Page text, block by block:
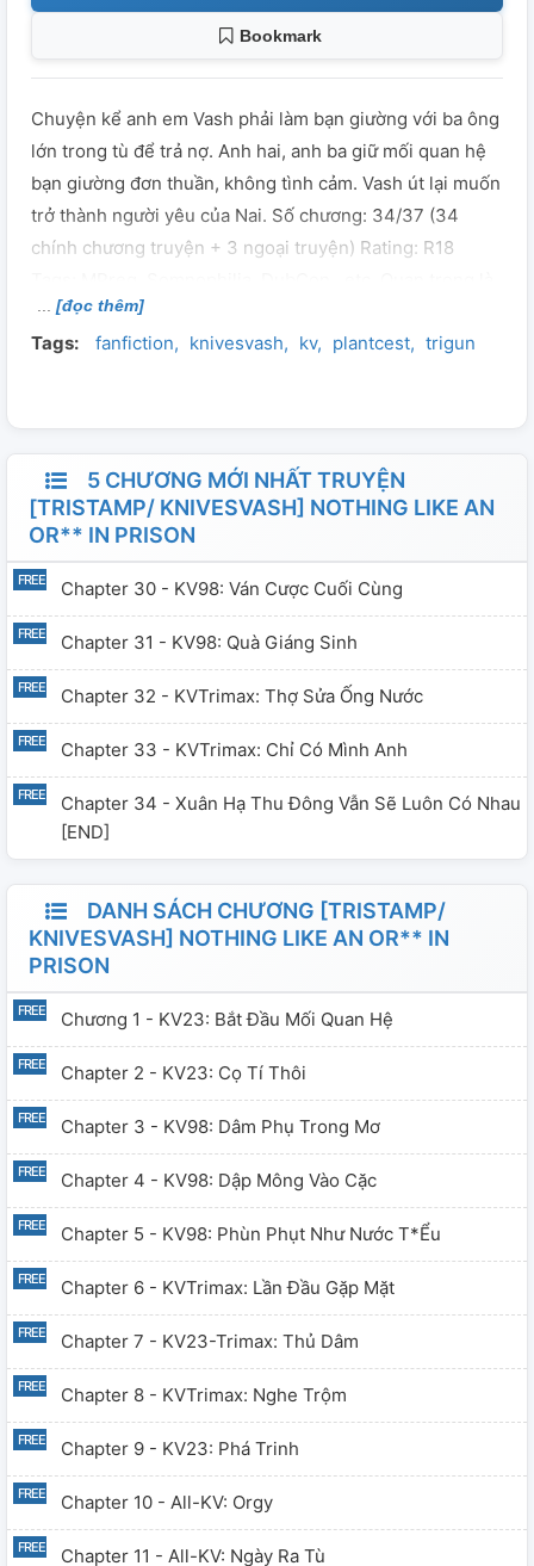
Bookmark
Chuyện kể anh em Vash phải làm bạn giường với ba ông
lớn trong tù để trả nợ. Anh hai, anh ba giữ mối quan hệ
bạn giường đơn thuần, không tình cảm. Vash út lại muốn
trở thành người yêu của Nai. Số chương: 34/37 (34
chính chương truyện + 3 ngoại truyện) Rating: R18
Vash23 có lul. Nếu dị ứng vui lòng click back. Truyện chỉ
up trên AO3 hoặc Wattpad, vui lòng không đem ra khỏi
[đọc thêm]
Tags: fanfiction knivesvash kv plantcest trigun
5 CHƯƠNG MỚI NHẤT TRUYỆN
[TRISTAMP/ KNIVESVASH] NOTHING LIKE AN
OR** IN PRISON
Chapter 30 - KV98: Ván Cược Cuối Cùng
Chapter 31 - KV98: Quà Giáng Sinh
Chapter 32 - KVTrimax: Thợ Sửa Ống Nước
Chapter 33 - KVTrimax: Chỉ Có Mình Anh
Chapter 34 - Xuân Hạ Thu Đông Vẫn Sẽ Luôn Có Nhau
[END]
DANH SÁCH CHƯƠNG [TRISTAMP/
KNIVESVASH] NOTHING LIKE AN OR** IN
PRISON
Chương 1 - KV23: Bắt Đầu Mối Quan Hệ
Chapter 2 - KV23: Cọ Tí Thôi
Chapter 3 - KV98: Dâm Phụ Trong Mơ
Chapter 4 - KV98: Dập Mông Vào Cặc
Chapter 5 - KV98: Phùn Phụt Như Nước T*ểu
Chapter 6 - KVTrimax: Lần Đầu Gặp Mặt
Chapter 7 - KV23-Trimax: Thủ Dâm
Chapter 8 - KVTrimax: Nghe Trộm
Chapter 9 - KV23: Phá Trinh
Chapter 10 - All-KV: Orgy
Chapter 11 - All-KV: Ngày Ra Tù